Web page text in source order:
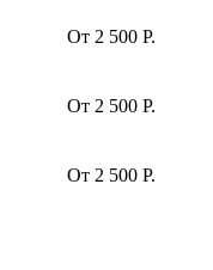
От 2 500 Р.
От 2 500 Р.
От 2 500 Р.